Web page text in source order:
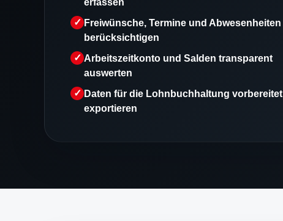
Freiwünsche, Termine und Abwesenheiten
berücksichtigen
Arbeitszeitkonto und Salden transparent
auswerten
Daten für die Lohnbuchhaltung vorbereitet
exportieren